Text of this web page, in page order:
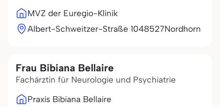
MVZ der Euregio-Klinik
Albert-Schweitzer-Straße 1048527Nordhorn
Frau Bibiana Bellaire
Fachärztin für Neurologie und Psychiatrie
Praxis Bibiana Bellaire